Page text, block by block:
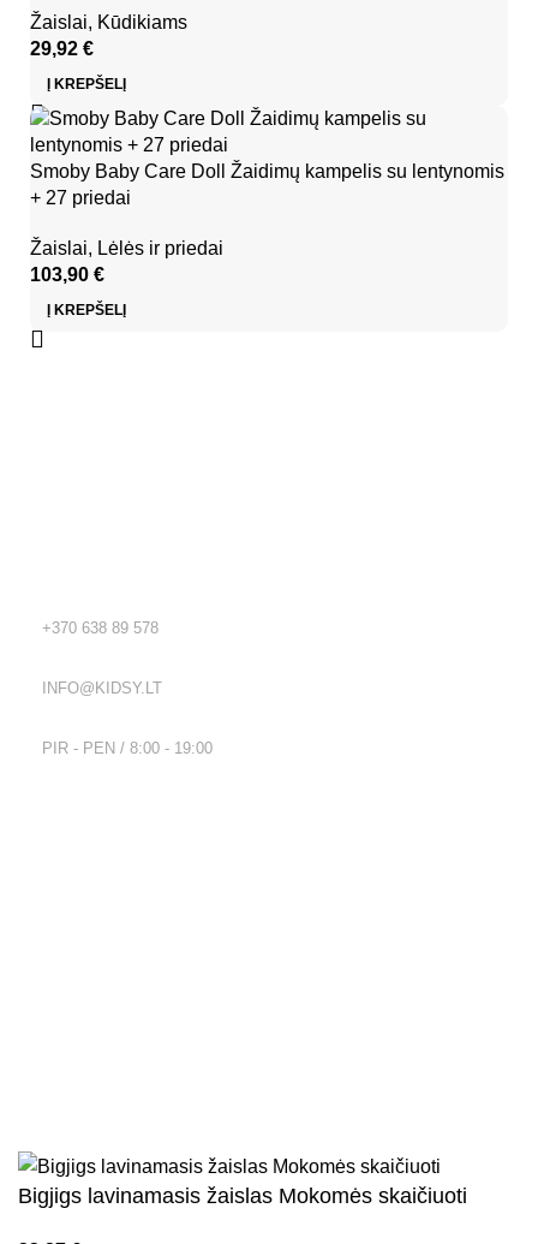
Žaislai, Kūdikiams
29,92 €
Į KREPŠELĮ
Smoby Baby Care Doll Žaidimų kampelis su lentynomis
+ 27 priedai
Žaislai, Lėlės ir priedai
103,90 €
Į KREPŠELĮ
+370 638 89 578
INFO@KIDSY.LT
PIR - PEN / 8:00 - 19:00
Bigjigs lavinamasis žaislas Mokomės skaičiuoti